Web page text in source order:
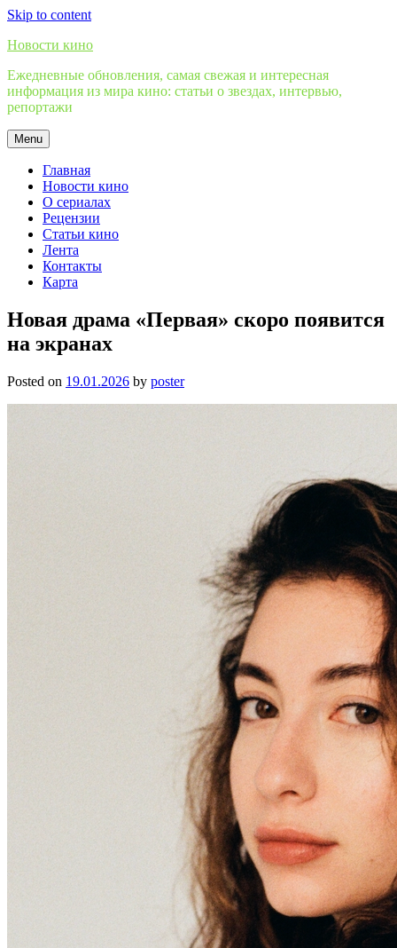
Skip to content
Новости кино
Ежедневные обновления, самая свежая и интересная
информация из мира кино: статьи о звездах, интервью,
репортажи
Menu
Главная
Новости кино
О сериалах
Рецензии
Статьи кино
Лента
Контакты
Карта
Новая драма «Первая» скоро появится
на экранах
Posted on 19.01.2026 by poster